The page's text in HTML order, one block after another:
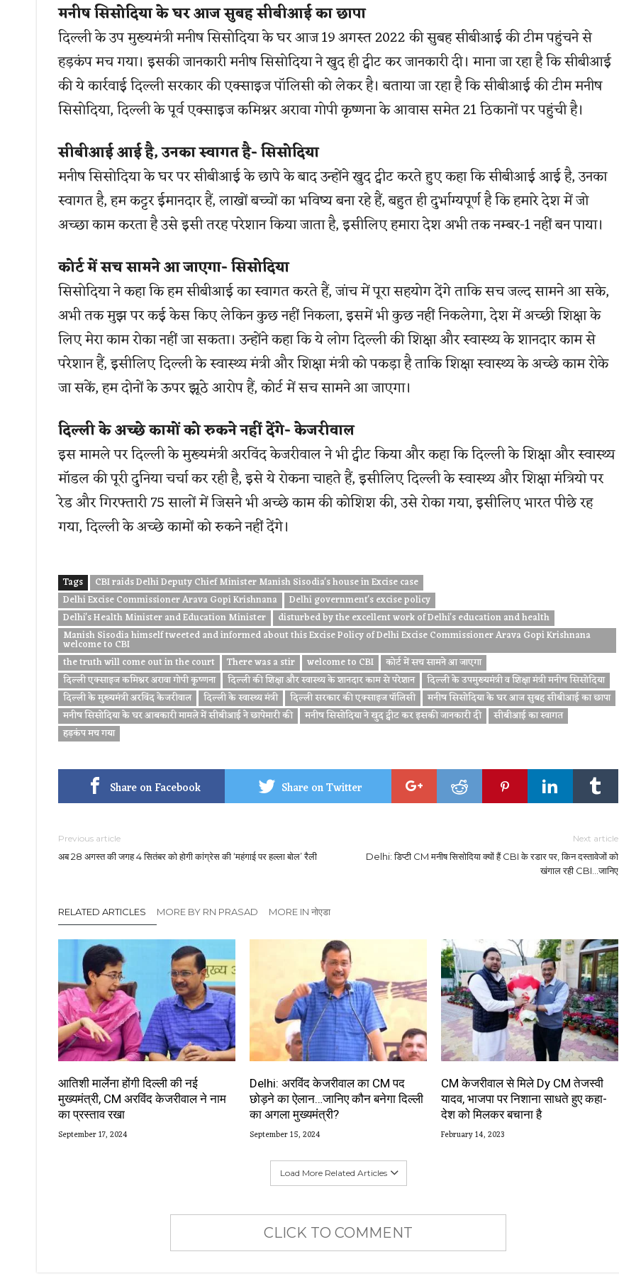
मनीष सिसोदिया के घर आज सुबह सीबीआई का छापा
दिल्ली के उप मुख्यमंत्री मनीष सिसोदिया के घर आज 19 अगस्त 2022 की सुबह सीबीआई की टीम पहुंचने से
हड़कंप मच गया। इसकी जानकारी मनीष सिसोदिया ने खुद ही ट्वीट कर जानकारी दी। माना जा रहा है कि सीबीआई
की ये कार्रवाई दिल्ली सरकार की एक्साइज पॉलिसी को लेकर है। बताया जा रहा है कि सीबीआई की टीम मनीष
सिसोदिया, दिल्ली के पूर्व एक्साइज कमिश्नर अरावा गोपी कृष्णना के आवास समेत 21 ठिकानों पर पहुंची है।
सीबीआई आई है, उनका स्वागत है- सिसोदिया
मनीष सिसोदिया के घर पर सीबीआई के छापे के बाद उन्होंने खुद ट्वीट करते हुए कहा कि सीबीआई आई है, उनका
स्वागत है, हम कट्टर ईमानदार हैं, लाखों बच्चों का भविष्य बना रहे हैं, बहुत ही दुर्भाग्यपूर्ण है कि हमारे देश में जो
अच्छा काम करता है उसे इसी तरह परेशान किया जाता है, इसीलिए हमारा देश अभी तक नम्बर-1 नहीं बन पाया।
कोर्ट में सच सामने आ जाएगा- सिसोदिया
सिसोदिया ने कहा कि हम सीबीआई का स्वागत करते हैं, जांच में पूरा सहयोग देंगे ताकि सच जल्द सामने आ सके,
अभी तक मुझ पर कई केस किए लेकिन कुछ नहीं निकला, इसमें भी कुछ नहीं निकलेगा, देश में अच्छी शिक्षा के
लिए मेरा काम रोका नहीं जा सकता। उन्होंने कहा कि ये लोग दिल्ली की शिक्षा और स्वास्थ्य के शानदार काम से
परेशान हैं, इसीलिए दिल्ली के स्वास्थ्य मंत्री और शिक्षा मंत्री को पकड़ा है ताकि शिक्षा स्वास्थ्य के अच्छे काम रोके
जा सकें, हम दोनों के ऊपर झूठे आरोप हैं, कोर्ट में सच सामने आ जाएगा।
दिल्ली के अच्छे कामों को रुकने नहीं देंगे- केजरीवाल
इस मामले पर दिल्ली के मुख्यमंत्री अरविंद केजरीवाल ने भी ट्वीट किया और कहा कि दिल्ली के शिक्षा और स्वास्थ्य
मॉडल की पूरी दुनिया चर्चा कर रही है, इसे ये रोकना चाहते हैं, इसीलिए दिल्ली के स्वास्थ्य और शिक्षा मंत्रियो पर
रेड और गिरफ्तारी 75 सालों में जिसने भी अच्छे काम की कोशिश की, उसे रोका गया, इसीलिए भारत पीछे रह
गया, दिल्ली के अच्छे कामों को रुकने नहीं देंगे।
Tags
CBI raids Delhi Deputy Chief Minister Manish Sisodia's house in Excise case
Delhi Excise Commissioner Arava Gopi Krishnana
Delhi government's excise policy
Delhi's Health Minister and Education Minister
disturbed by the excellent work of Delhi's education and health
Manish Sisodia himself tweeted and informed about this Excise Policy of Delhi Excise Commissioner Arava Gopi Krishnana
welcome to CBI
the truth will come out in the court
There was a stir welcome to CBI
कोर्ट में सच सामने आ जाएगा
दिल्ली एक्साइज कमिश्नर अरावा गोपी कृष्णना
दिल्ली की शिक्षा और स्वास्थ्य के शानदार काम से परेशान
दिल्ली के उपमुख्यमंत्री व शिक्षा मंत्री मनीष सिसोदिया
दिल्ली के मुख्यमंत्री अरविंद केजरीवाल
दिल्ली के स्वास्थ्य मंत्री दिल्ली सरकार की एक्साइज पॉलिसी
मनीष सिसोदिया के घर आज सुबह सीबीआई का छापा
मनीष सिसोदिया के घर आबकारी मामले में सीबीआई ने छापेमारी की
मनीष सिसोदिया ने खुद ट्वीट कर इसकी जानकारी दी
सीबीआई का स्वागत
हड़कंप मच गया
Share on Facebook Share on Twitter
Previous article
अब 28 अगस्त की जगह 4 सितंबर को होगी कांग्रेस की ‘महंगाई पर हल्ला बोल’ रैली
Next article
Delhi: डिप्टी CM मनीष सिसोदिया क्यों हैं CBI के रडार पर, किन दस्तावेजों को
खंगाल रही CBI…जानिए
RELATED ARTICLES MORE BY RN PRASAD MORE IN नोएडा
आतिशी मार्लेना होंगी दिल्ली की नई
मुख्यमंत्री, CM अरविंद केजरीवाल ने नाम
का प्रस्ताव रखा
September 17, 2024
Delhi: अरविंद केजरीवाल का CM पद
छोड़ने का ऐलान…जानिए कौन बनेगा दिल्ली
का अगला मुख्यमंत्री?
September 15, 2024
CM केजरीवाल से मिले Dy CM तेजस्वी
यादव, भाजपा पर निशाना साधते हुए कहा-
देश को मिलकर बचाना है
February 14, 2023
Load More Related Articles
CLICK TO COMMENT